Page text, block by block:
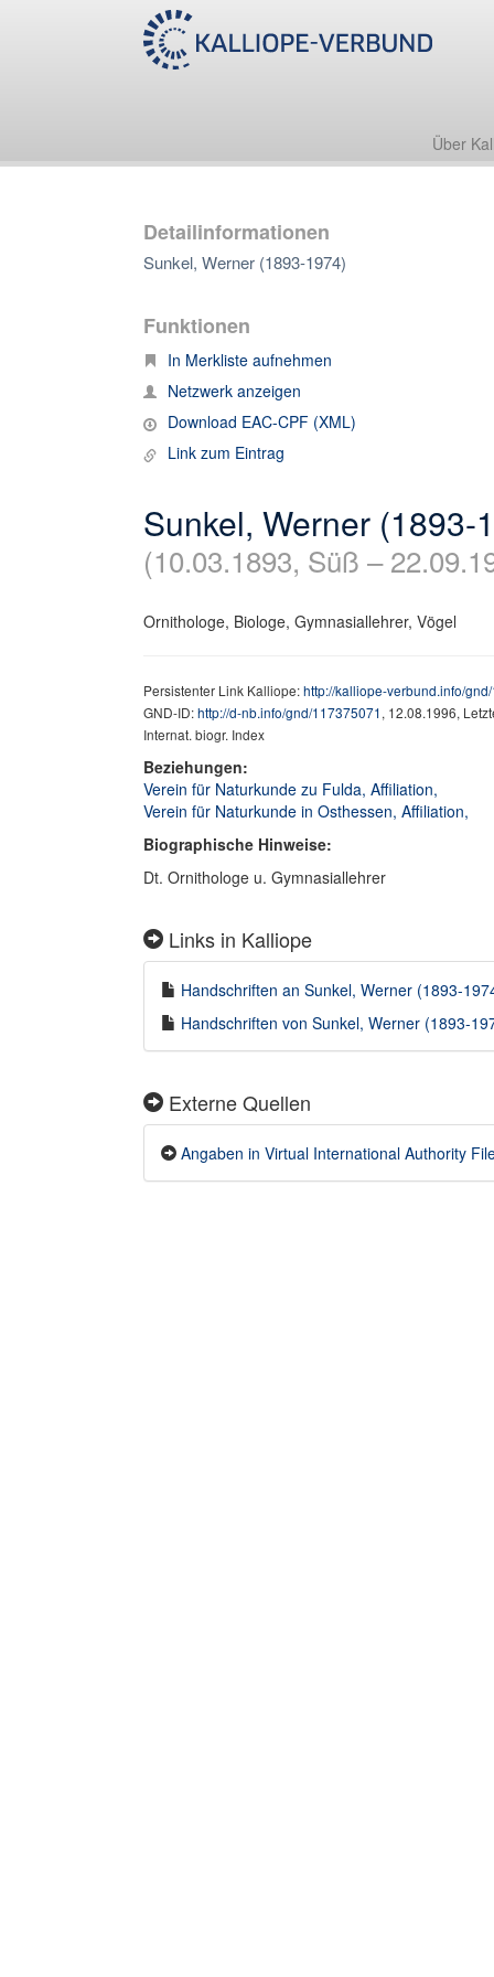
Über
Detailinformationen
Sunkel, Werner (1893-1974)
Funktionen
In Merkliste aufnehmen
Netzwerk anzeigen
Download EAC-CPF (XML)
Link zum Eintrag
Sunkel, Werner (1893-
(10.03.1893, Süß –
Ornithologe, Biologe, Gymnasiallehrer, Vögel
Persistenter Link Kalliope:http://kalliope-verbund.info/
GND-ID:http://d-nb.info/gnd/117375071, 12.08.1996,
Internat. biogr. Index
Beziehungen:
Verein für Naturkunde zu Fulda, Affiliation,
Verein für Naturkunde in Osthessen, Affiliation,
Biographische Hinweise:
Dt. Ornithologe u. Gymnasiallehrer
Links in Kalliope
Handschriften an Sunkel, Werner (1893-
Handschriften von Sunkel, Werner (1893-
Externe Quellen
Angaben in Virtual International Authority